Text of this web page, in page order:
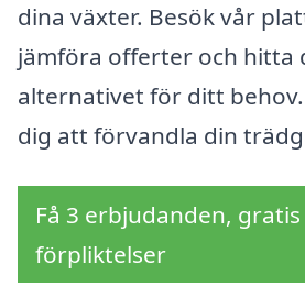
dina växter. Besök vår
jämföra offerter och hitta
alternativet för ditt behov.
dig att förvandla din
Få 3 erbjudanden,
förpliktelser